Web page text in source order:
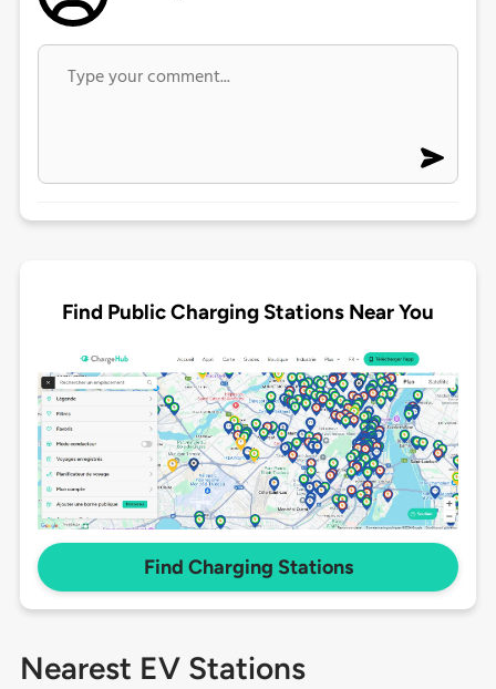
Find Public Charging Stations Near You
Find Charging Stations
Nearest EV Stations